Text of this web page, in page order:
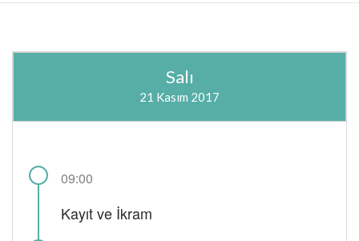
Salı
21 Kasım 2017
09:00
Kayıt ve İkram